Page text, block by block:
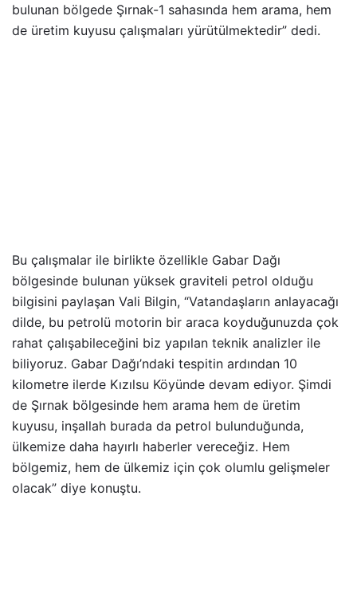
bulunan bölgede Şırnak-1 sahasında hem arama, hem
de üretim kuyusu çalışmaları yürütülmektedir” dedi.
Bu çalışmalar ile birlikte özellikle Gabar Dağı
bölgesinde bulunan yüksek graviteli petrol olduğu
bilgisini paylaşan Vali Bilgin, “Vatandaşların anlayacağı
dilde, bu petrolü motorin bir araca koyduğunuzda çok
rahat çalışabileceğini biz yapılan teknik analizler ile
biliyoruz. Gabar Dağı’ndaki tespitin ardından 10
kilometre ilerde Kızılsu Köyünde devam ediyor. Şimdi
de Şırnak bölgesinde hem arama hem de üretim
kuyusu, inşallah burada da petrol bulunduğunda,
ülkemize daha hayırlı haberler vereceğiz. Hem
bölgemiz, hem de ülkemiz için çok olumlu gelişmeler
olacak” diye konuştu.